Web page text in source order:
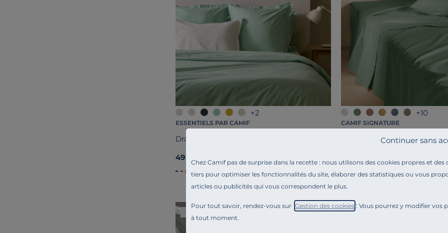
Chez Camif pas de surprise dans la recette : nous utilisons des cookies propres et des
tiers pour optimiser les fonctionnalités du site, élaborer des statistiques ou vous
articles ou publicités qui vous correspondent le plus.
Pour tout savoir, rendez-vous sur " Gestion des cookies". Vous pourrez y modifier vos
à tout moment.
Continuer sans
+2
ESSENTIELS PAR CAMIF
Drap coton bio Fil & Sens
49,00 €
Français
+10
CAMIF SIGNATURE
Drap plat coton lin Valentine
Français
Liv. offerte